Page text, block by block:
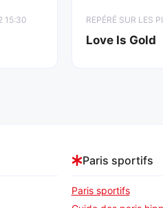
15:30 REPÉRÉ SUR LES
Love Is Gold
Paris sportifs
Paris sportifs